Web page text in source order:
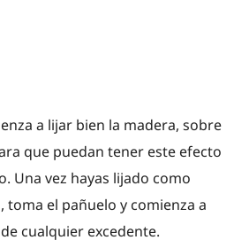
a lijar bien la madera, sobre
que puedan tener este efecto
Una vez hayas lijado como
toma el pañuelo y comienza a
cualquier excedente.